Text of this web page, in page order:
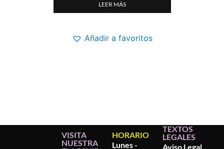
LEER MÁS
Añadir a favoritos
VISITA
NUESTRA
HORARIO
Lunes -
TEXTOS
LEGALES
Aviso Legal